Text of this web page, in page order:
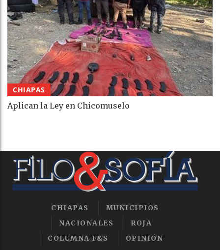
CHIAPAS
Aplican la Ley en Chicomuselo
CHIAPAS
MUNICIPIOS
NACIONALES
ROJA
COLUMNA F&S
OPINIÓN